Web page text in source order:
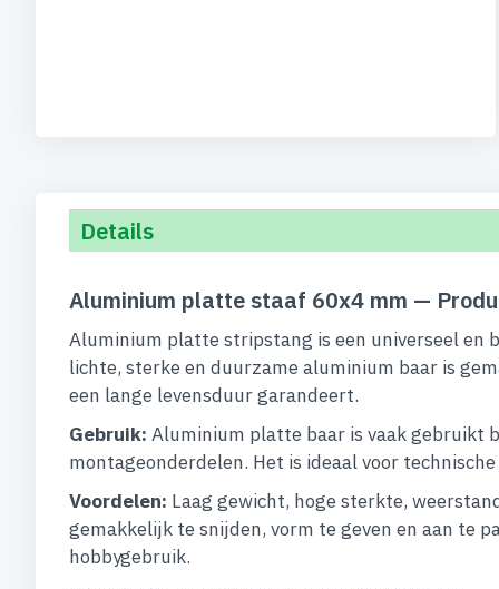
Details
Aluminium platte staaf 60x4 mm —
Aluminium platte stripstang is een universeel en
lichte, sterke en duurzame aluminium baar is
een lange levensduur garandeert.
Gebruik: Aluminium platte baar is vaak gebruikt
montageonderdelen. Het is ideaal voor
Voordelen: Laag gewicht, hoge sterkte,
gemakkelijk te snijden, vorm te geven en aan te
hobbygebruik.